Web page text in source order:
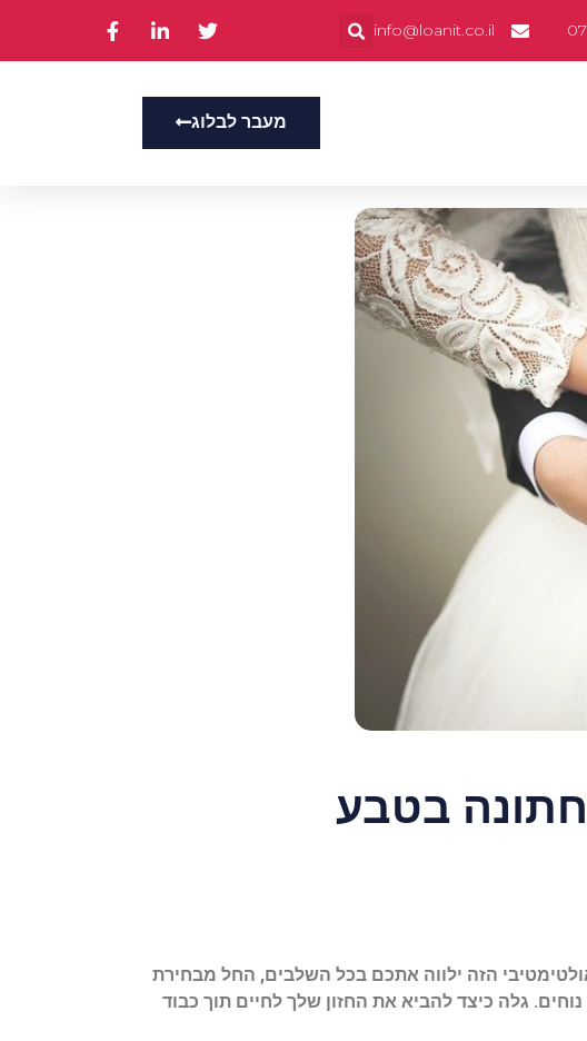
info@loanit.co.il
מעבר לבלוג
חתונה בטבע
הזה ילווה אתכם בכל השלבים, החל מבחירת
גלה כיצד להביא את החזון שלך לחיים תוך כבוד